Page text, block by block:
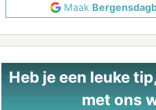
Maak
Heb je een leuke
met ons